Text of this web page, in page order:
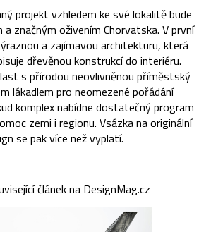
projekt vzhledem ke své lokalitě bude
značným oživením Chorvatska. V první
a zajímavou architekturu, která
dřevěnou konstrukcí do interiéru.
s přírodou neovlivněnou příměstský
lákadlem pro neomezené pořádání
komplex nabídne dostatečný program
zemi i regionu. Vsázka na originální
se pak více než vyplatí.
článek na DesignMag.cz